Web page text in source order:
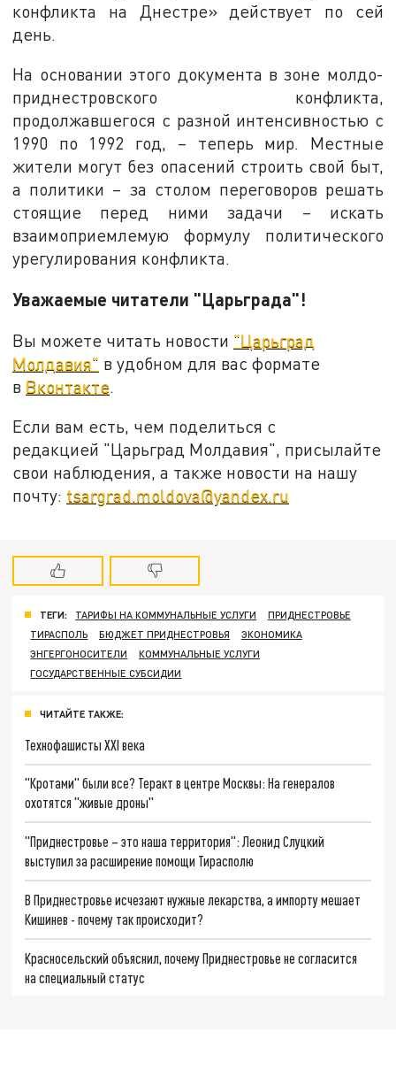
конфликта на Днестре» действует по сей
день.
На основании этого документа в зоне молдо-
приднестровского конфликта,
продолжавшегося с разной интенсивностью с
1990 по 1992 год, – теперь мир. Местные
жители могут без опасений строить свой быт,
а политики – за столом переговоров решать
стоящие перед ними задачи – искать
взаимоприемлемую формулу политического
урегулирования конфликта.
Уважаемые читатели "Царьграда"!
Вы можете читать новости "Царьград
Молдавия" в удобном для вас формате
в Вконтакте.
Если вам есть, чем поделиться с
редакцией "Царьград Молдавия", присылайте
свои наблюдения, а также новости на нашу
почту: tsargrad.moldova@yandex.ru
ТЕГИ: ТАРИФЫ НА КОММУНАЛЬНЫЕ УСЛУГИ
ПРИДНЕСТРОВЬЕ
ТИРАСПОЛЬ
БЮДЖЕТ ПРИДНЕСТРОВЬЯ
ЭКОНОМИКА
ЭНГЕРГОНОСИТЕЛИ
КОММУНАЛЬНЫЕ УСЛУГИ
ГОСУДАРСТВЕННЫЕ СУБСИДИИ
ЧИТАЙТЕ ТАКЖЕ:
Технофашисты XXI века
"Кротами" были все? Теракт в центре Москвы: На генералов
охотятся "живые дроны"
"Приднестровье – это наша территория": Леонид Слуцкий
выступил за расширение помощи Тирасполю
В Приднестровье исчезают нужные лекарства, а импорту мешает
Кишинев - почему так происходит?
Красносельский объяснил, почему Приднестровье не согласится
на специальный статус